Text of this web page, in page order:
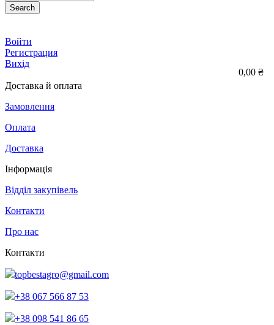
Search
0,00 ₴
Войти
Регистрация
Вихід
Доставка й оплата
Замовлення
Оплата
Доставка
Інформація
Відділ закупівель
Контакти
Про нас
Контакти
topbestagro@gmail.com
+38 067 566 87 53
+38 098 541 86 65